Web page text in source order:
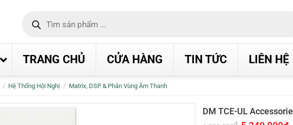
kiếm
TRANG CHỦ CỬA HÀNG TIN TỨC LIÊN HỆ
/ Hệ Thống Hội Nghị / Matrix, DSP & Phân Vùng Âm Thanh
DM TCE-UL